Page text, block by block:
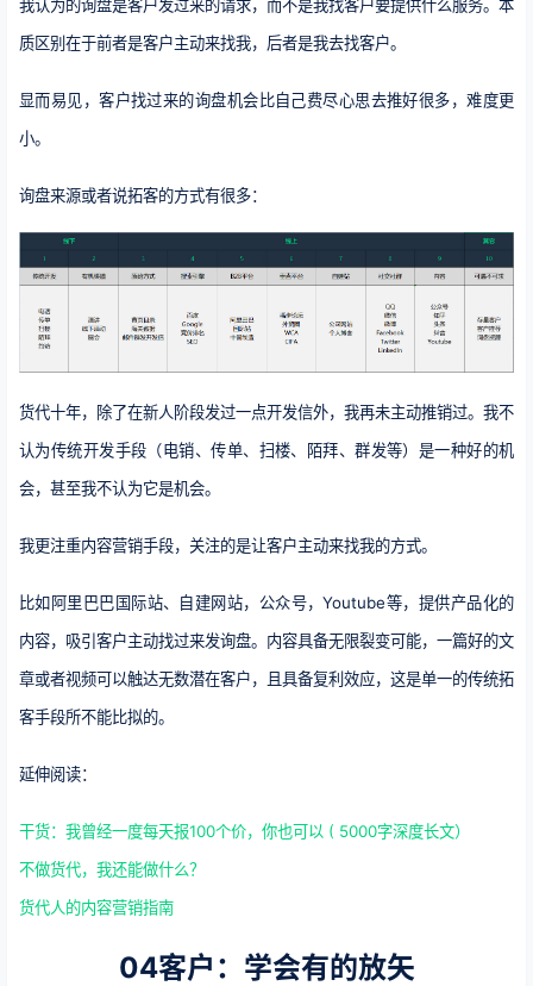
我认为的询盘是客户发过来的请求，而不是我找客户要提供什么服务。本
质区别在于前者是客户主动来找我，后者是我去找客户。
显而易见，客户找过来的询盘机会比自己费尽心思去推好很多，难度更
小。
询盘来源或者说拓客的方式有很多：
货代十年，除了在新人阶段发过一点开发信外，我再未主动推销过。我不
认为传统开发手段（电销、传单、扫楼、陌拜、群发等）是一种好的机
会，甚至我不认为它是机会。
我更注重内容营销手段，关注的是让客户主动来找我的方式。
比如阿里巴巴国际站、自建网站，公众号，Youtube等，提供产品化的
内容，吸引客户主动找过来发询盘。内容具备无限裂变可能，一篇好的文
章或者视频可以触达无数潜在客户，且具备复利效应，这是单一的传统拓
客手段所不能比拟的。
延伸阅读：
干货：我曾经一度每天报100个价，你也可以 ( 5000字深度长文）
不做货代，我还能做什么？
货代人的内容营销指南
04客户：学会有的放矢